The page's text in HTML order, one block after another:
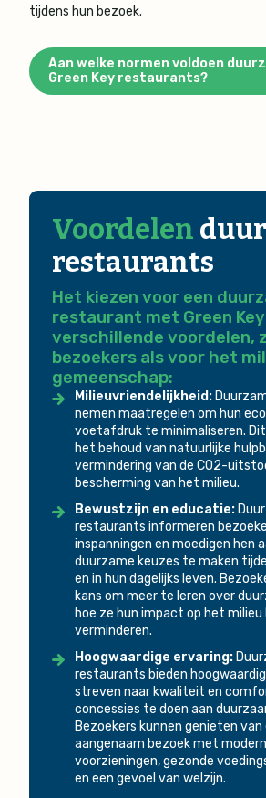
tijdens hun bezoek.
Aan welke normen voldoen
Green Key restaurants?
Voordelen
restaurants
Het kiezen voor een
restaurant met Green
verschillende voordelen,
bezoekers als voor het
gemeenschap:
Milieuvriendelijkheid:
nemen maatregelen om hun
voetafdruk te minimaliseren.
het behoud van natuurlijke
vermindering van de CO2-
bescherming van het milieu.
Bewustzijn en educatie:
restaurants informeren
inspanningen en moedigen hen
duurzame keuzes te maken
en in hun dagelijks leven.
kans om meer te leren over
hoe ze hun impact op het milieu
verminderen.
Hoogwaardige ervaring:
restaurants bieden
streven naar kwaliteit en
concessies te doen aan
Bezoekers kunnen genieten van
aangenaam bezoek met
voorzieningen, gezonde
en een gevoel van welzijn.